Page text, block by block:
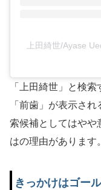
上田綺世/Ayase
「上田綺世」と検
「前歯」が表示さ
索候補としてはやや
はの理由があります。
きっかけはゴー